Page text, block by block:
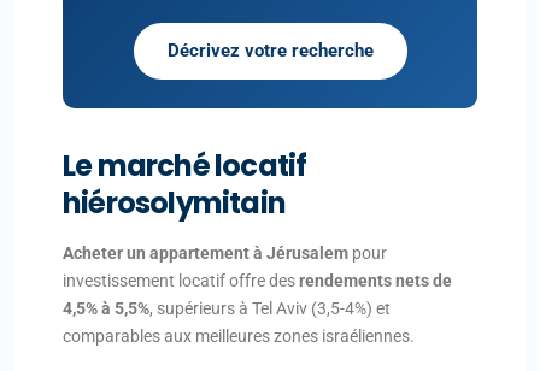
Décrivez votre recherche
Le marché locatif
hiérosolymitain
Acheter un appartement à Jérusalem pour
investissement locatif offre desrendements nets de
4,5% à 5,5%, supérieurs à Tel Aviv (3,5-4%) et
comparables aux meilleures zones israéliennes.